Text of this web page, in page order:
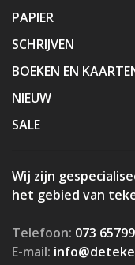
PAPIER
SCHRIJVEN
BOEKEN EN
NIEUW
SALE
Wij zijn
het gebied van
Telefoon: 073
E-mail: